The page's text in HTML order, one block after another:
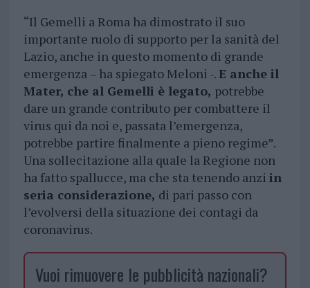
“Il Gemelli a Roma ha dimostrato il suo
importante ruolo di supporto per la sanità del
Lazio, anche in questo momento di grande
emergenza – ha spiegato Meloni -.E anche il
Mater, che al Gemelli è legato, potrebbe
dare un grande contributo per combattere il
virus qui da noi e, passata l’emergenza,
potrebbe partire finalmente a pieno regime”.
Una sollecitazione alla quale la Regione non
ha fatto spallucce, ma che sta tenendo anzi in
seria considerazione, di pari passo con
l’evolversi della situazione dei contagi da
coronavirus.
Vuoi rimuovere le pubblicità nazionali?